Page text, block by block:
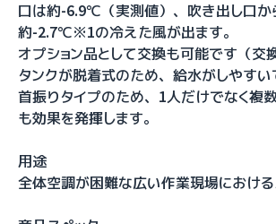
口は約-6.9℃（実測値）、吹き出し口か
約-2.7℃※1の冷えた風が出ます。
オプション品として交換も可能です（交
タンクが脱着式のため、給水がしやすい
首振りタイプのため、1人だけでなく複
も効果を発揮します。
用途
全体空調が困難な広い作業現場における